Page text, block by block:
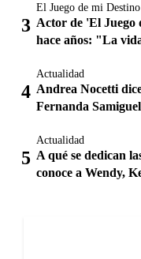
El Juego de mi Destino
Actor de 'El Juego
hace años: "La
Actualidad
Andrea Nocetti
Fernanda
Actualidad
A qué se dedican
conoce a Wendy,